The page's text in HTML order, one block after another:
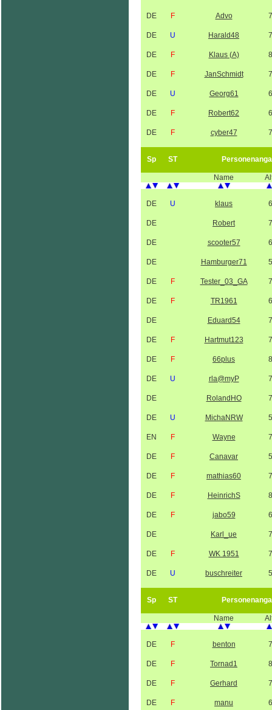
DE F Advo
DE U Harald48
DE F Klaus (A)
DE F JanSchmidt
DE U Georg61
DE F Robert62
DE F cyber47
Sp ST
Name
DE U klaus
DE Robert
DE scooter57
DE Hamburger71
DE F Tester_03_GA
DE F TR1961
DE Eduard54
DE F Hartmut123
DE F 66plus
DE U rla@myP
DE RolandHO
DE U MichaNRW
EN F Wayne
DE F Canavar
DE F mathias60
DE F HeinrichS
DE F jabo59
DE Karl_ue
DE F WK 1951
DE U buschreiter
Sp ST
Name
DE F benton
DE F Tornad1
DE F Gerhard
DE F manu